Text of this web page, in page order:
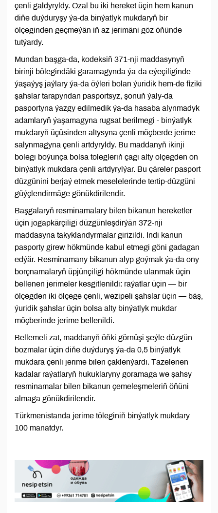
çenli galdyryldy. Ozal bu iki hereket üçin hem kanun
diňe duýduryşy ýa-da binýatlyk mukdaryň bir
ölçeginden geçmeýän iň az jerimäni göz öňünde
tutýardy.
Mundan başga-da, kodeksiň 371-nji maddasynyň
birinji bölegindäki garamagynda ýa-da eýeçiliginde
ýaşaýyş jaýlary ýa-da öýleri bolan ýuridik hem-de fiziki
şahslar tarapyndan pasportsyz, şonuň ýaly-da
pasportyna ýazgy edilmedik ýa-da hasaba alynmadyk
adamlaryň ýaşamagyna rugsat berilmegi - binýatlyk
mukdaryň üçüsinden altysyna çenli möçberde jerime
salynmagyna çenli artdyryldy. Bu maddanyň ikinji
bölegi boýunça bolsa tölegleriň çägi alty ölçegden on
binýatlyk mukdara çenli artdyrylýar. Bu çäreler pasport
düzgünini berjaý etmek meselelerinde tertip-düzgüni
güýçlendirmäge gönükdirilendir.
Başgalaryň resminamalary bilen bikanun hereketler
üçin jogapkärçiligi düzgünleşdirýän 372-nji
maddasyna takyklandyrmalar girizildi. Indi kanun
pasporty girew hökmünde kabul etmegi göni gadagan
edýär. Resminamany bikanun alyp goýmak ýa-da ony
borçnamalaryň üpjünçiligi hökmünde ulanmak üçin
bellenen jerimeler kesgitlenildi: raýatlar üçin — bir
ölçegden iki ölçege çenli, wezipeli şahslar üçin — bäş,
ýuridik şahslar üçin bolsa alty binýatlyk mukdar
möçberinde jerime bellenildi.
Bellemeli zat, maddanyň öňki görnüşi şeýle düzgün
bozmalar üçin diňe duýduryş ýa-da 0,5 binýatlyk
mukdara çenli jerime bilen çäklenýärdi. Täzelenen
kadalar raýatlaryň hukuklaryny goramaga we şahsy
resminamalar bilen bikanun çemeleşmeleriň öňüni
almaga gönükdirilendir.
Türkmenistanda jerime töleginiň binýatlyk mukdary
100 manatdyr.